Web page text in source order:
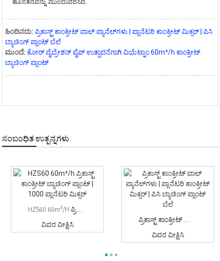
ಹೊಸತನವನ್ನು ಮುಂದುವರೆಸಿದೆ.
ಹಿಂದಿನದು: ಪ್ರಿಕಾಸ್ಟ್ ಕಾಂಕ್ರೀಟ್ ವಾಲ್ ಪ್ಯಾನೆಲ್‌ಗಳು | ಪ್ಲಾನೆಟರಿ ಕಾಂಕ್ರೀಟ್ ಮಿಕ್ಸರ್ | ಪಿಸಿ
ಬ್ಯಾಚಿಂಗ್ ಪ್ಲಾಂಟ್ ಬೆಲೆ
ಮುಂದೆ: ಕೋರ್ ವೈಬ್ರೇಶನ್ ಪೈಪ್ ಉತ್ಪಾದನೆಗಾಗಿ ವಿಯೆಟ್ನಾಂ 60m³/h ಕಾಂಕ್ರೀಟ್
ಬ್ಯಾಚಿಂಗ್ ಪ್ಲಾಂಟ್
ಸಂಬಂಧಿತ ಉತ್ಪನ್ನಗಳು
HZS60 60m³/h ಪ್ರಿಕಾಸ್ಟ್ ಕಾಂಕ್ರೀಟ್ ಬ್ಯಾಚಿಂಗ್ ಪ್ಲಾಂಟ್ | ...
ವಿವರ ವೀಕ್ಷಿಸಿ
ಪ್ರಿಕಾಸ್ಟ್ ಕಾಂಕ್ರೀಟ್ ಗೋಡೆಯ ಫಲಕಗಳು | ಗ್ರಹ ಕಾಂಕ್ರೀಟ್...
ವಿವರ ವೀಕ್ಷಿಸಿ